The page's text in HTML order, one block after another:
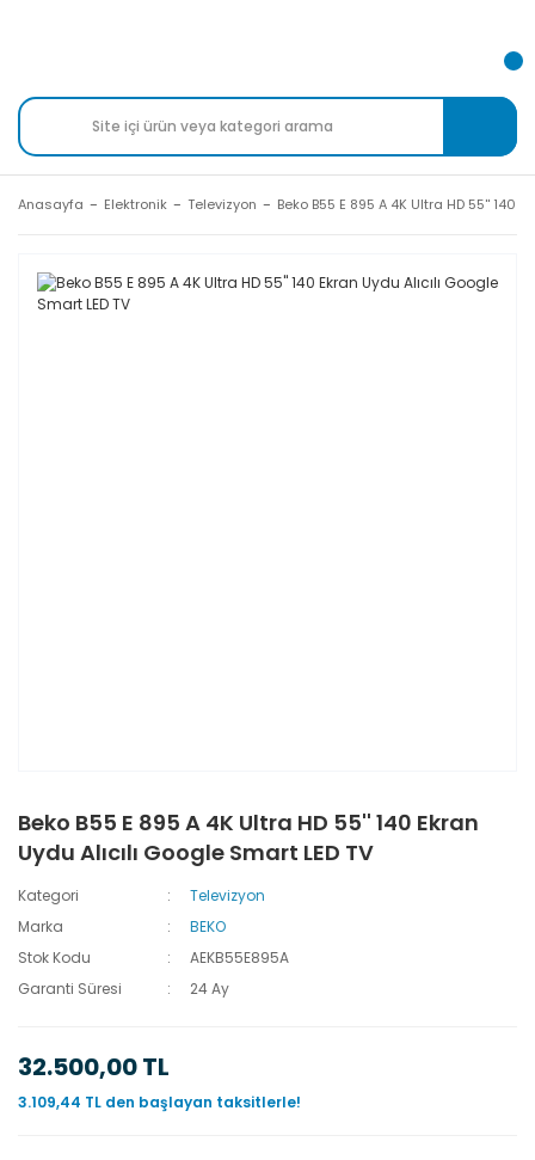
Anasayfa Elektronik Televizyon Beko B55 E 895 A 4K Ultra HD 55'' 140
Beko B55 E 895 A 4K Ultra HD 55'' 140 Ekran
Uydu Alıcılı Google Smart LED TV
Kategori
Televizyon
Marka
BEKO
Stok Kodu
AEKB55E895A
Garanti Süresi
24 Ay
32.500,00 TL
3.109,44 TL den başlayan taksitlerle!